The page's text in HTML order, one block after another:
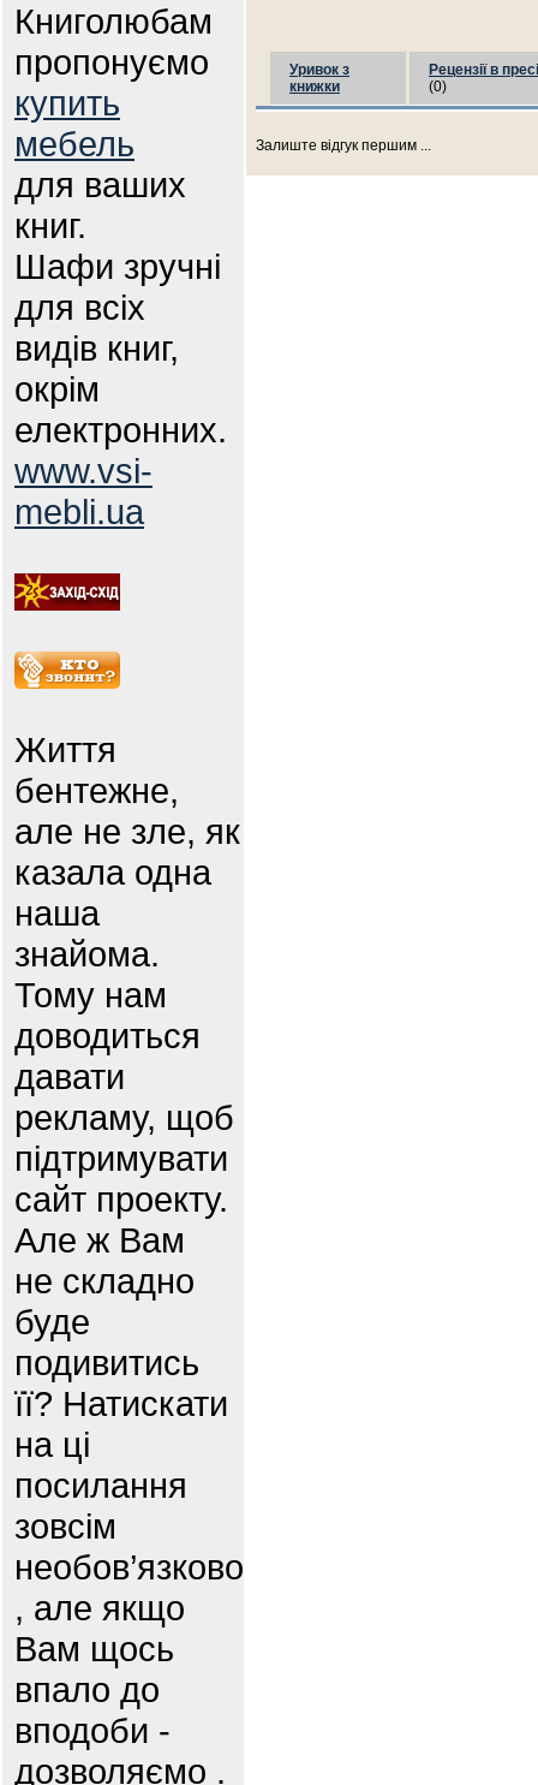
Книголюбам
пропонуємо
купить
мебель
для ваших
книг.
Шафи зручні
для всіх
видів книг,
окрім
електронних.
www.vsi-
mebli.ua
Життя
бентежне,
але не зле, як
казала одна
наша
знайома.
Тому нам
доводиться
давати
рекламу, щоб
підтримувати
сайт проекту.
Але ж Вам
не складно
буде
подивитись
її? Натискати
на ці
посилання
зовсім
необов’язково
, але якщо
Вам щось
впало до
вподоби -
дозволяємо .
Уривок з
книжки
Рецензії в пресі
(0)
Залиште відгук першим ...